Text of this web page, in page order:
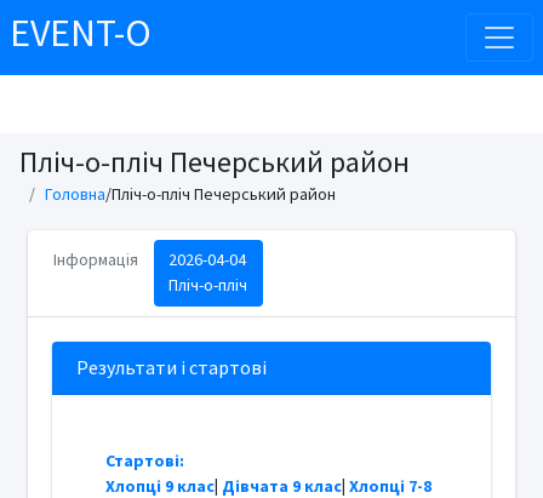
EVENT-O
Пліч-о-пліч Печерський район
Головна/Пліч-о-пліч Печерський район
Інформація
2026-04-04
Пліч-о-пліч
Результати і стартові
Стартові:
Хлопці 9 клас| Дівчата 9 клас| Хлопці 7-8